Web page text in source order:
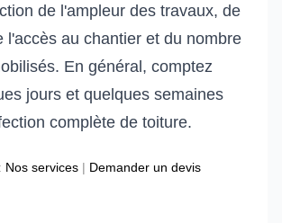
de l'ampleur des travaux, de
l'accès au chantier et du nombre
En général, comptez
jours et quelques semaines
complète de toiture.
Nos services | Demander un devis